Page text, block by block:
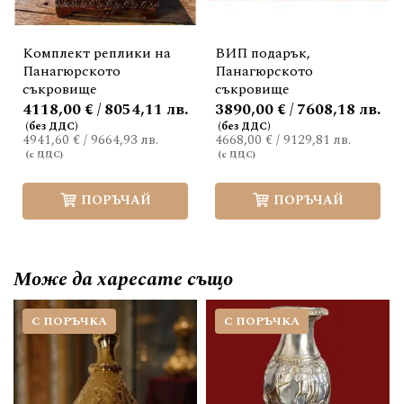
Комплект реплики на
Панагюрското
съкровище
4941,60 €/9664,93 лв.
4118,00 € / 8054,11 лв.
ПОРЪЧАЙ
ВИП подарък,
Панагюрското
съкровище
4668,00 €/9129,81 лв.
3890,00 € / 7608,18 лв.
ПОРЪЧАЙ
Може дахаресате също
С ПОРЪЧКА С ПОРЪЧКА